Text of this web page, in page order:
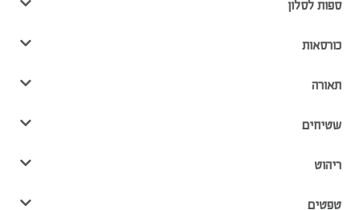
ספות לסלון
כורסאות
תאורה
שטיחים
ריהוט
טפטים